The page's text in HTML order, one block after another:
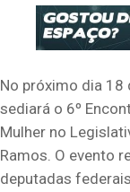
No próximo dia 18
sediará o 6º
Mulher no
Ramos. O evento
deputadas